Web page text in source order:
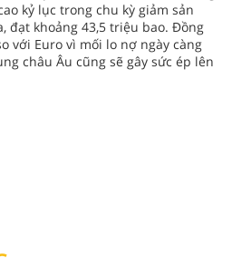
kỷ lục trong chu kỳ giảm sản
đạt khoảng 43,5 triệu bao. Đồng
với Euro vì mối lo nợ ngày càng
châu Âu cũng sẽ gây sức ép lên